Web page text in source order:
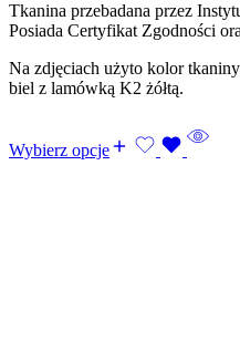
Tkanina przebadana przez
Posiada Certyfikat Zgodności
Na zdjęciach użyto kolor
biel z lamówką K2 żółtą.
Wybierz opcje